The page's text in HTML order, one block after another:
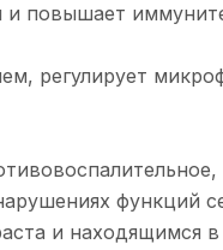
повышает
регулирует
функций
и находящимся